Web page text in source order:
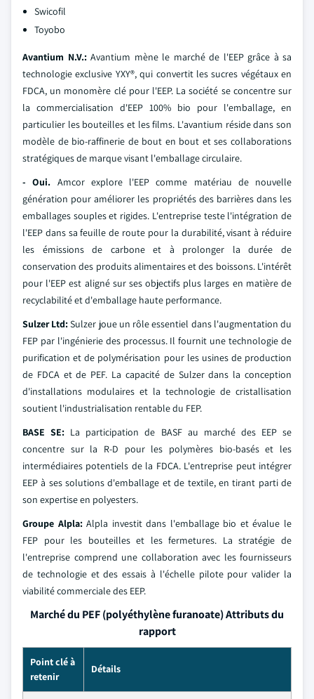
Swicofil
Toyobo
Avantium N.V.:Avantium mène le marché de l'EEP grâce à sa
technologie exclusive YXY®, qui convertit les sucres végétaux en
FDCA, un monomère clé pour l'EEP. La société se concentre sur
la commercialisation d'EEP 100% bio pour l'emballage, en
particulier les bouteilles et les films. L'avantium réside dans son
modèle de bio-raffinerie de bout en bout et ses collaborations
stratégiques de marque visant l'emballage circulaire.
- Oui. Amcor explore l'EEP comme matériau de nouvelle
génération pour améliorer les propriétés des barrières dans les
emballages souples et rigides. L'entreprise teste l'intégration de
l'EEP dans sa feuille de route pour la durabilité, visant à réduire
les émissions de carbone et à prolonger la durée de
conservation des produits alimentaires et des boissons. L'intérêt
pour l'EEP est aligné sur ses objectifs plus larges en matière de
recyclabilité et d'emballage haute performance.
Sulzer Ltd:Sulzer joue un rôle essentiel dans l'augmentation du
FEP par l'ingénierie des processus. Il fournit une technologie de
purification et de polymérisation pour les usines de production
de FDCA et de PEF. La capacité de Sulzer dans la conception
d'installations modulaires et la technologie de cristallisation
soutient l'industrialisation rentable du FEP.
BASE SE: La participation de BASF au marché des EEP se
concentre sur la R-D pour les polymères bio-basés et les
intermédiaires potentiels de la FDCA. L'entreprise peut intégrer
EEP à ses solutions d'emballage et de textile, en tirant parti de
son expertise en polyesters.
Groupe Alpla:Alpla investit dans l'emballage bio et évalue le
FEP pour les bouteilles et les fermetures. La stratégie de
l'entreprise comprend une collaboration avec les fournisseurs
de technologie et des essais à l'échelle pilote pour valider la
viabilité commerciale des EEP.
Marché du PEF (polyéthylène furanoate) Attributs du
rapport
Point clé à
retenir
Détails